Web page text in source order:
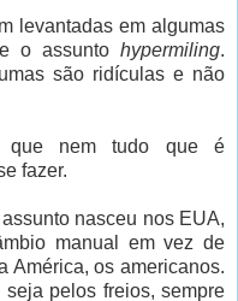
levantadas em algumas
o assunto hypermiling.
são ridículas e não
que nem tudo que é
fazer.
nasceu nos EUA,
manual em vez de
América, os americanos.
pelos freios, sempre